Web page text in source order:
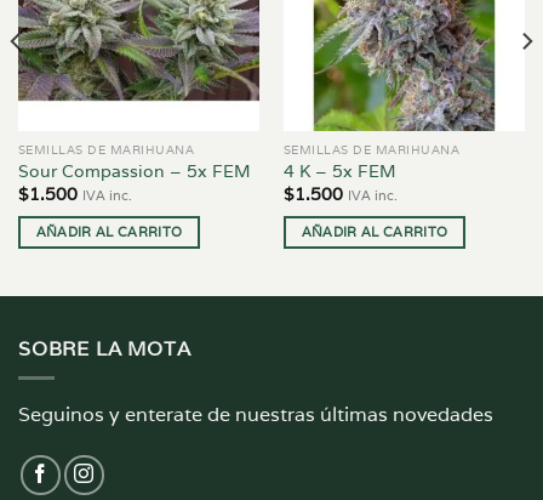
SEMILLAS DE MARIHUANA
Sour Compassion – 5x FEM
$1.500 IVA inc.
AÑADIR AL CARRITO
SEMILLAS DE MARIHUANA
4 K – 5x FEM
$1.500 IVA inc.
AÑADIR AL CARRITO
SOBRE LA MOTA
Seguinos y enterate de nuestras últimas novedades